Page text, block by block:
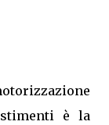
è la